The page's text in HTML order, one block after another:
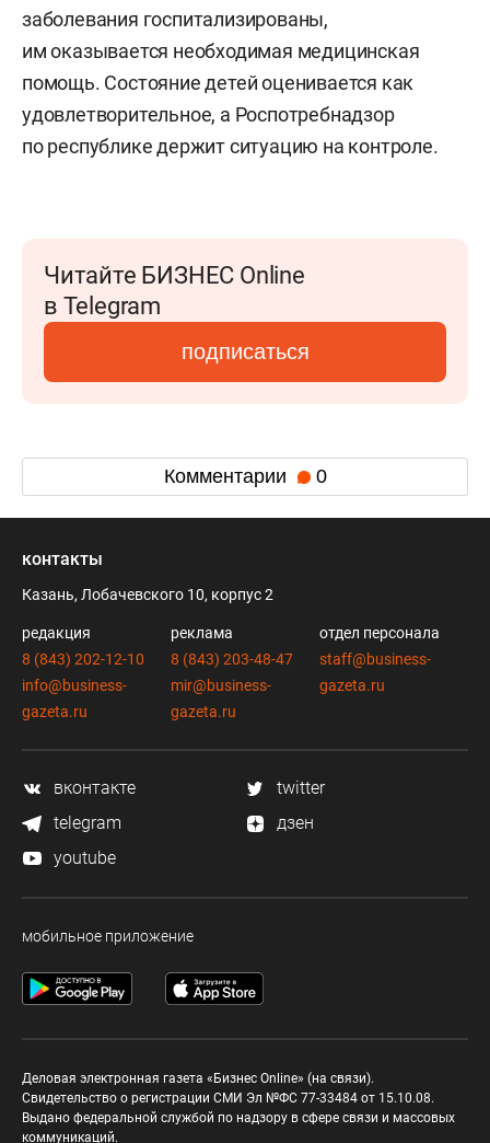
заболевания госпитализированы,
им оказывается необходимая медицинская
помощь. Состояние детей оценивается как
удовлетворительное, а Роспотребнадзор
по республике держит ситуацию на контроле.
Читайте БИЗНЕС Online
в Telegram
подписаться
Комментарии 0
контакты
Казань, Лобачевского 10, корпус 2
редакция
8 (843) 202-12-10
info@business-
gazeta.ru
реклама
8 (843) 203-48-47
mir@business-
gazeta.ru
отдел персонала
staff@business-
gazeta.ru
вконтакте
twitter
telegram
дзен
youtube
мобильное приложение
Деловая электронная газета «Бизнес Online» (на связи).
Свидетельство о регистрации СМИ Эл №ФС 77-33484 от 15.10.08.
Выдано федеральной службой по надзору в сфере связи и массовых
коммуникаций.